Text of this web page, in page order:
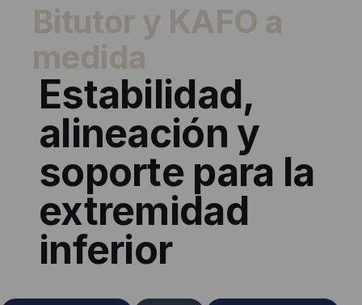
Bitutor y KAFO a
medida
Estabilidad,
alineación y
soporte para la
extremidad
inferior